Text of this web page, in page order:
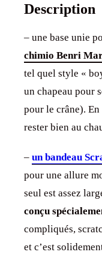
Description
– une base unie
chimio Benri
tel quel style «
un chapeau pour
pour le crâne). En
rester bien au
– un bandeau
pour une allure
seul est assez
conçu
compliqués,
et c’est